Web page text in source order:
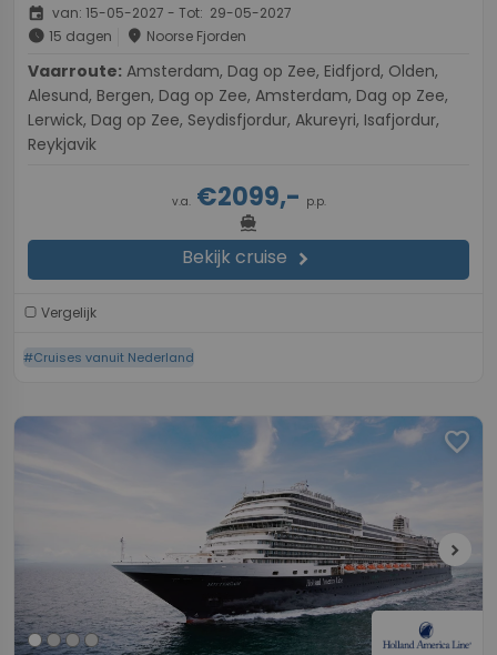
event van: 15-05-2027 - Tot: 29-05-2027
schedule 15 dagen place Noorse Fjorden
Vaarroute:
Alesund, Bergen, Dag op Zee, Amsterdam, Dag op Zee,
Lerwick, Dag op Zee, Seydisfjordur, Akureyri, Isafjordur,
Reykjavik
v.a.€2099,- p.p.
directions_boat
Bekijk cruise chevron_right
Vergelijk
#Cruises vanuit Nederland
favorite
chevron_right